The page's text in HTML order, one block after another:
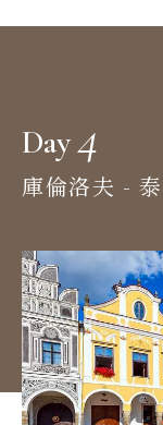
Day4
庫倫洛夫 -